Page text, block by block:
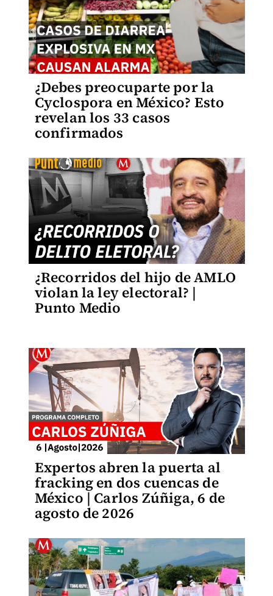
¿Debes preocuparte por la
Cyclospora en México? Esto
revelan los 33 casos
confirmados
¿Recorridos del hijo de AMLO
violan la ley electoral? |
Punto Medio
Expertos abren la puerta al
fracking en dos cuencas de
México | Carlos Zúñiga, 6 de
agosto de 2026